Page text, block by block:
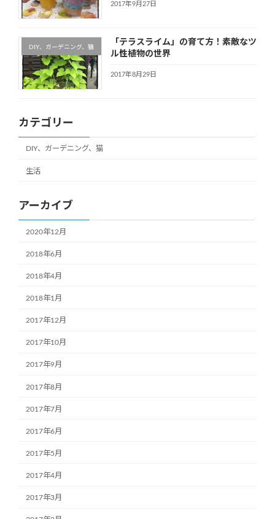
2017年9月27日
DIY、ガーデニング、猫
「テラスライム」の育て方！素敵なツ
ル性植物の世界
2017年8月29日
カテゴリー
DIY、ガーデニング、猫
生活
アーカイブ
2020年12月
2018年6月
2018年4月
2018年1月
2017年12月
2017年10月
2017年9月
2017年8月
2017年7月
2017年6月
2017年5月
2017年4月
2017年3月